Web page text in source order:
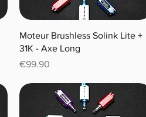
Moteur Brushless Solink Lite +
31K - Axe Long
Price
€99.90